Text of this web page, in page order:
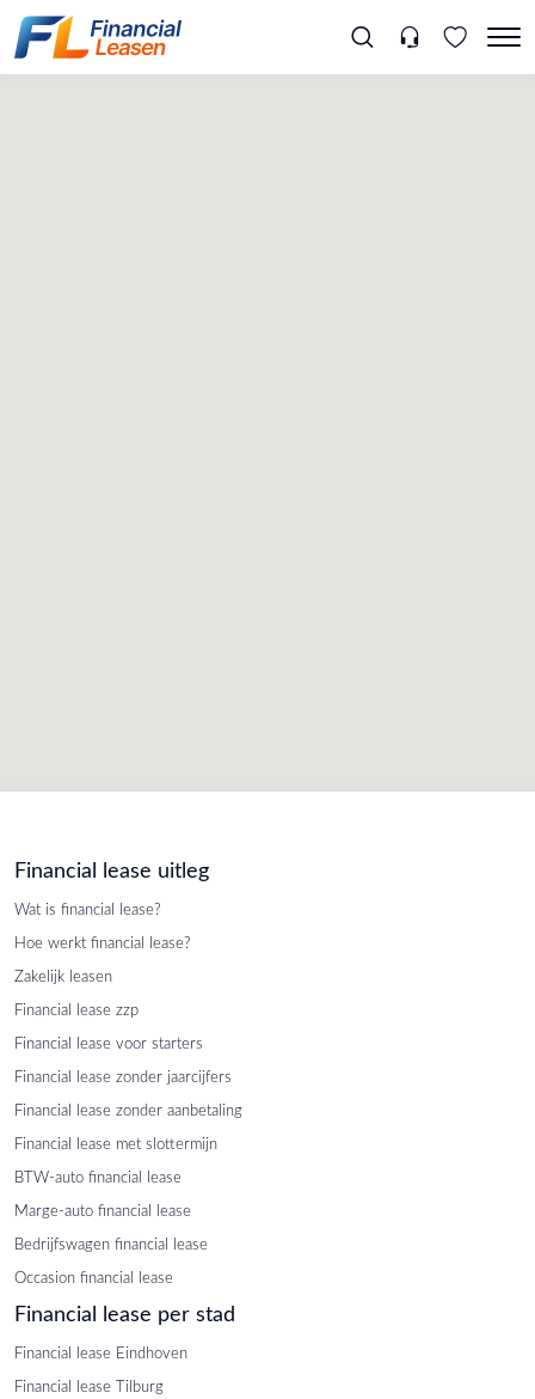
Financial lease uitleg
Wat is financial lease?
Hoe werkt financial lease?
Zakelijk leasen
Financial lease zzp
Financial lease voor starters
Financial lease zonder jaarcijfers
Financial lease zonder aanbetaling
Financial lease met slottermijn
BTW-auto financial lease
Marge-auto financial lease
Bedrijfswagen financial lease
Occasion financial lease
Financial lease per stad
Financial lease Eindhoven
Financial lease Tilburg